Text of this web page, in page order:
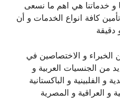
و خدماتنا هي اهم ما نسعى
كافة انواع الخدمات و أن
دقيقة
الخبراء و الاختصاصين في
من الجنسيات العربية و
و الفلبينية و الباكستانية
و العراقية و المصرية